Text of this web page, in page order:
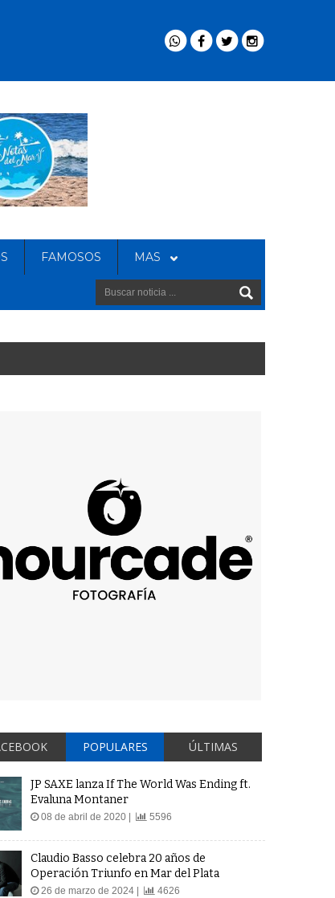
FAMOSOS MAS
POPULARES ÚLTIMAS
JP SAXE lanza If The World Was Ending ft.
Evaluna Montaner
08 de abril de 2020 | 5596
Claudio Basso celebra 20 años de
Operación Triunfo en Mar del Plata
26 de marzo de 2024 | 4626